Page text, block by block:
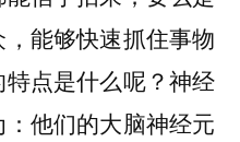
能够快速抓住事物
点是什么呢？神经
他们的大脑神经元